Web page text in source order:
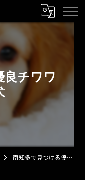
良チワワ
南知多で見つける優良チワワロング子犬